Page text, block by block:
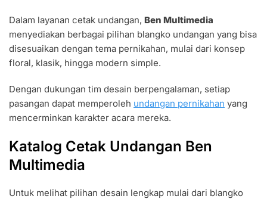
Dalam layanan cetak undangan, Ben Multimedia
menyediakan berbagai pilihan blangko undangan yang bisa
disesuaikan dengan tema pernikahan, mulai dari konsep
floral, klasik, hingga modern simple.
Dengan dukungan tim desain berpengalaman, setiap
pasangan dapat memperoleh undangan pernikahan yang
mencerminkan karakter acara mereka.
Katalog Cetak Undangan Ben
Multimedia
Untuk melihat pilihan desain lengkap mulai dari blangko